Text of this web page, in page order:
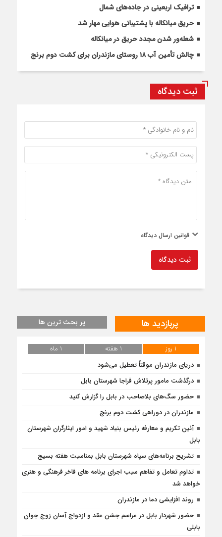
ترافیک اربعینی در جاده‌های شمال
حریق میانکاله با پشتیبانی هوایی مهار شد
شعله‌ور شدن مجدد حریق در میانکاله
چالش تأمین آب ۱۸ روستای مازندران برای کشت دوم برنج
ثبت دیدگاه
قوانین ارسال دیدگاه
ثبت دیدگاه
پربازدید ها پر بحث ترین ها
۱ روز ۱ هفته
۱ ماه
دریای مازندران موقتاً تعطیل می‌شود
درگذشت مامور پرتلاش فراجا شهرستان بابل
حضور سگ‌های بلاصاحب در بابل را ‌گزارش کنید
مازندران در دوراهی کشت دوم برنج
آئین تکریم و معارفه رئیس بنیاد شهید و امور ایثارگران شهرستان
بابل
تشریح برنامه‌های سپاه شهرستان بابل بمناسبت هفته بسیج
تداوم تعامل و تفاهم سبب اجرای برنامه های فاخر فرهنگی و هنری
خواهد شد
روند افزایشی دما در مازندران
حضور شهردار بابل در مراسم جشن عقد و ازدواج آسان زوج جوان
بابلی